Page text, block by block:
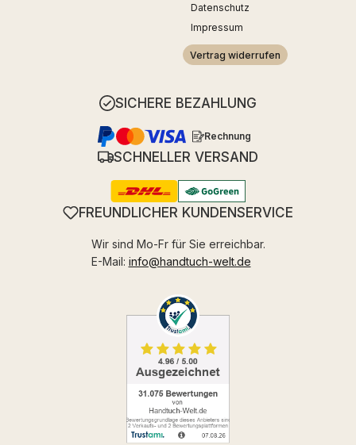
Datenschutz
Impressum
Vertrag widerrufen
SICHERE BEZAHLUNG
Rechnung
SCHNELLER VERSAND
FREUNDLICHER KUNDENSERVICE
Wir sind Mo-Fr für Sie erreichbar.
E-Mail: info@handtuch-welt.de